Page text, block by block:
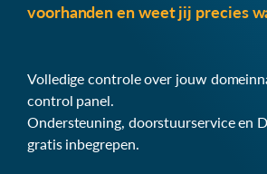
voorhanden en weet jij precies
Volledige controle over jouw
control panel.
Ondersteuning, doorstuurservice en
gratis inbegrepen.